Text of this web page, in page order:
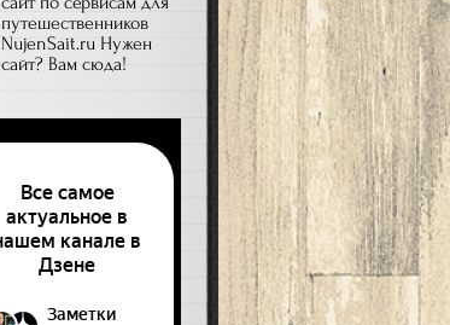
путешественников
NujenSait.ru Нужен
сайт? Вам сюда!